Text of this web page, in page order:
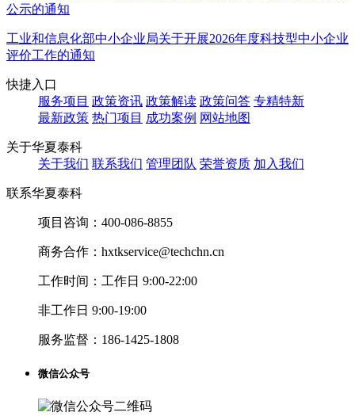
公示的通知
工业和信息化部中小企业局关于开展2026年度科技型中小企业
评价工作的通知
快捷入口
服务项目 政策资讯 政策解读 政策问答 专精特新
最新政策 热门项目 成功案例 网站地图
关于华夏泰科
关于我们 联系我们 管理团队 荣誉资质 加入我们
联系华夏泰科
项目咨询： 400-086-8855
商务合作： hxtkservice@techchn.cn
工作时间： 工作日 9:00-22:00
非工作日 9:00-19:00
服务监督： 186-1425-1808
微信公众号